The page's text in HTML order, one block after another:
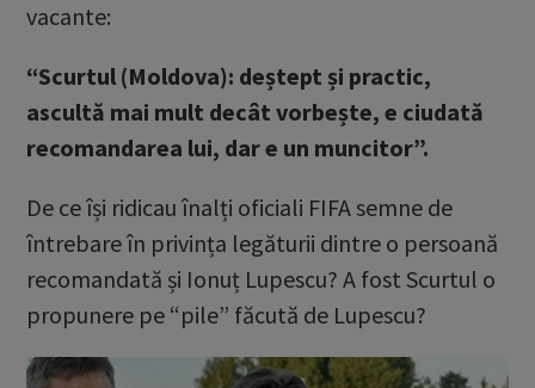
vacante:
“Scurtul (Moldova): deștept și practic,
ascultă mai mult decât vorbește, e ciudată
recomandarea lui, dar e un muncitor”.
De ce își ridicau înalți oficiali FIFA semne de
întrebare în privința legăturii dintre o persoană
recomandată și Ionuț Lupescu? A fost Scurtul o
propunere pe “pile” făcută de Lupescu?